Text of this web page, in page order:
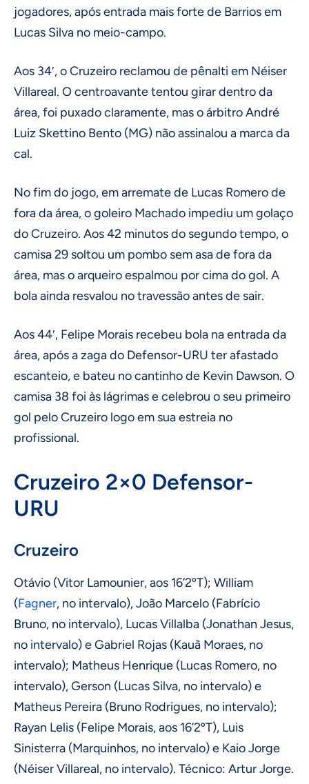
jogadores, após entrada mais forte de Barrios em
Lucas Silva no meio-campo.
Aos 34′, o Cruzeiro reclamou de pênalti em Néiser
Villareal. O centroavante tentou girar dentro da
área, foi puxado claramente, mas o árbitro André
Luiz Skettino Bento (MG) não assinalou a marca da
cal.
No fim do jogo, em arremate de Lucas Romero de
fora da área, o goleiro Machado impediu um golaço
do Cruzeiro. Aos 42 minutos do segundo tempo, o
camisa 29 soltou um pombo sem asa de fora da
área, mas o arqueiro espalmou por cima do gol. A
bola ainda resvalou no travessão antes de sair.
Aos 44′, Felipe Morais recebeu bola na entrada da
área, após a zaga do Defensor-URU ter afastado
escanteio, e bateu no cantinho de Kevin Dawson. O
camisa 38 foi às lágrimas e celebrou o seu primeiro
gol pelo Cruzeiro logo em sua estreia no
profissional.
Cruzeiro 2×0 Defensor-
URU
Cruzeiro
Otávio (Vitor Lamounier, aos 16’2ºT); William
(Fagner, no intervalo), João Marcelo (Fabrício
Bruno, no intervalo), Lucas Villalba (Jonathan Jesus,
no intervalo) e Gabriel Rojas (Kauã Moraes, no
intervalo); Matheus Henrique (Lucas Romero, no
intervalo), Gerson (Lucas Silva, no intervalo) e
Matheus Pereira (Bruno Rodrigues, no intervalo);
Rayan Lelis (Felipe Morais, aos 16’2ºT), Luis
Sinisterra (Marquinhos, no intervalo) e Kaio Jorge
(Néiser Villareal, no intervalo). Técnico: Artur Jorge.